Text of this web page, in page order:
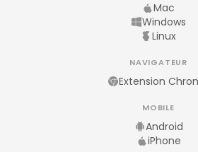
Mac
Windows
Linux
NAVIGATEUR
Extension
MOBILE
Android
iPhone